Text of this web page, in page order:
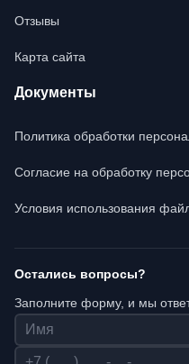
Отзывы
Карта сайта
Документы
Политика обработки
Согласие на обработку
Условия использования
Остались вопросы?
Заполните форму, и мы
Имя
Телефон